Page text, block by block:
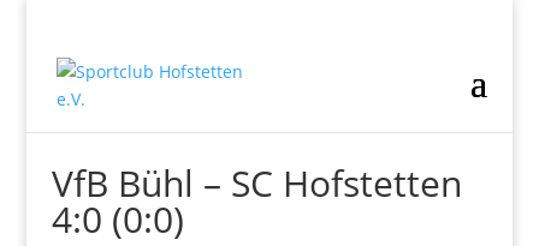
VfB Bühl – SC Hofstetten
4:0 (0:0)